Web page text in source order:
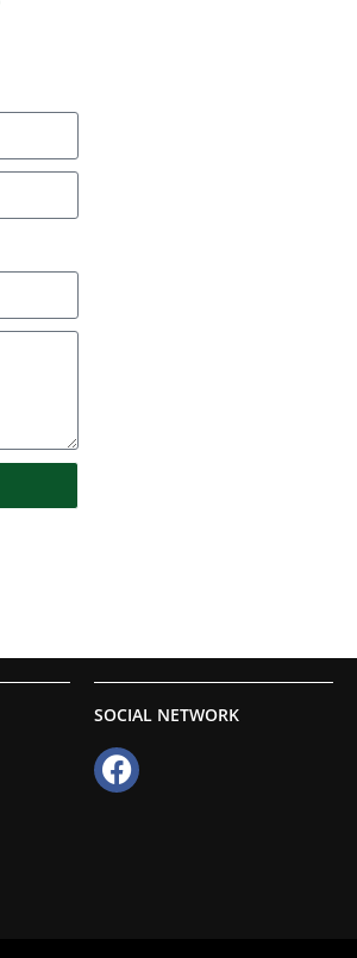
SOCIAL NETWORK